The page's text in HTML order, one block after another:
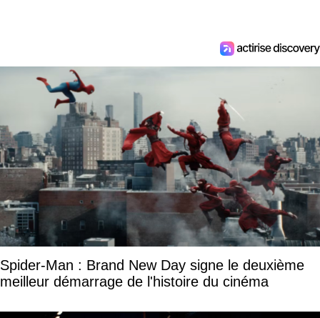
Spider-Man : Brand New Day signe le deuxième
meilleur démarrage de l'histoire du cinéma